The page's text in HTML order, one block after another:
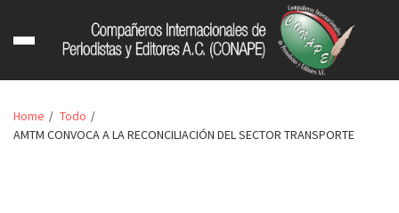
Home
Todo
AMTM CONVOCA A LA RECONCILIACIÓN DEL SECTOR TRANSPORTE